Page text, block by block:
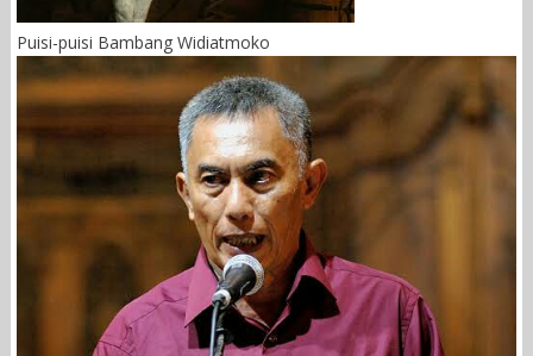
Puisi-puisi Bambang Widiatmoko